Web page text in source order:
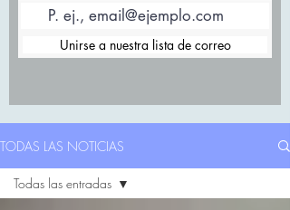
Unirse a nuestra lista de correo
TODAS LAS NOTICIAS
Todas las entradas